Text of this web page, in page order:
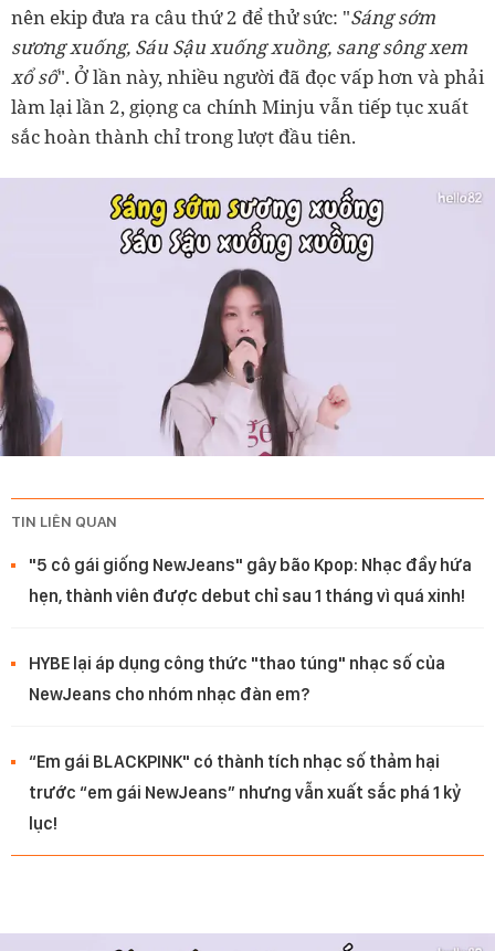
nên ekip đưa ra câu thứ 2 để thử sức: "Sáng sớm
sương xuống, Sáu Sậu xuống xuồng, sang sông xem
xổ số". Ở lần này, nhiều người đã đọc vấp hơn và phải
làm lại lần 2, giọng ca chính Minju vẫn tiếp tục xuất
sắc hoàn thành chỉ trong lượt đầu tiên.
TIN LIÊN QUAN
"5 cô gái giống NewJeans" gây bão Kpop: Nhạc đầy hứa
hẹn, thành viên được debut chỉ sau 1 tháng vì quá xinh!
HYBE lại áp dụng công thức "thao túng" nhạc số của
NewJeans cho nhóm nhạc đàn em?
“Em gái BLACKPINK" có thành tích nhạc số thảm hại
trước “em gái NewJeans” nhưng vẫn xuất sắc phá 1 kỷ
lục!